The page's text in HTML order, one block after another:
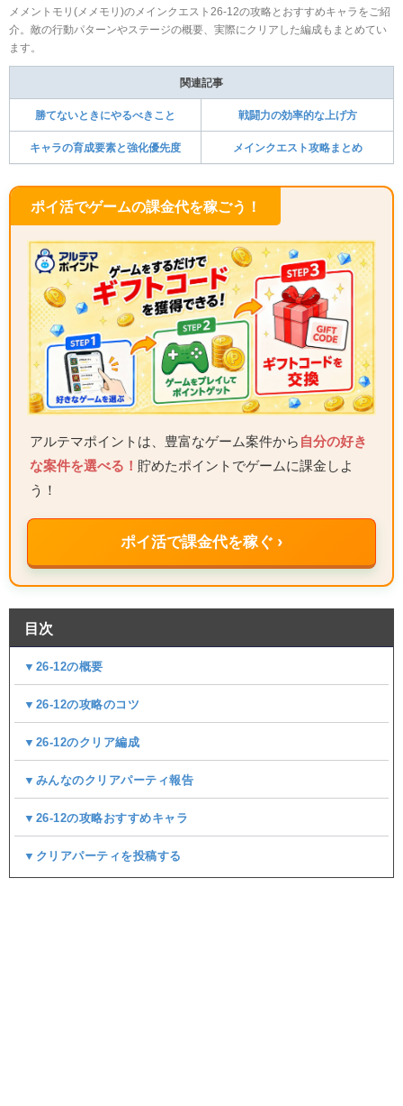
メメントモリ(メメモリ)のメインクエスト26-12の攻略とおすすめキャラをご紹
介。敵の行動パターンやステージの概要、実際にクリアした編成もまとめてい
ます。
関連記事
勝てないときにやるべきこと 戦闘力の効率的な上げ方
キャラの育成要素と強化優先度 メインクエスト攻略まとめ
ポイ活でゲームの課金代を稼ごう！
アルテマポイントは、豊富なゲーム案件から 自分の好き
な案件を選べる！ 貯めたポイントでゲームに課金しよ
う！
ポイ活で課金代を稼ぐ ›
目次
▼26-12の概要
▼26-12の攻略のコツ
▼26-12のクリア編成
▼みんなのクリアパーティ報告
▼26-12の攻略おすすめキャラ
▼クリアパーティを投稿する